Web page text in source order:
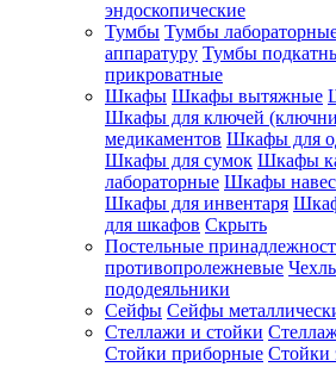
эндоскопические
Тумбы Тумбы
аппаратуру Тумбы
прикроватные
Шкафы Шкафы вытяжные
Шкафы для ключей
медикаментов Шкафы для
Шкафы для сумок Шкафы
лабораторные Шкафы
Шкафы для инвентаря
для шкафов Скрыть
Постельные
противопролежневые
пододеяльники
Сейфы Сейфы
Стеллажи и стойки
Стойки приборные Стойки